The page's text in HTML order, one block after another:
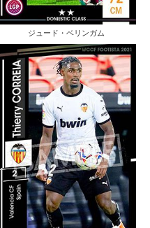
ジュード・ベリンガム